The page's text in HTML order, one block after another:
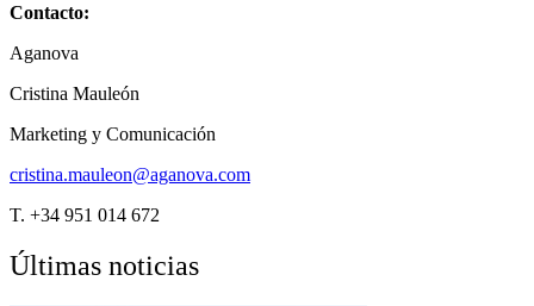
Contacto:
Aganova
Cristina Mauleón
Marketing y Comunicación
cristina.mauleon@aganova.com
T. +34 951 014 672
Últimas noticias